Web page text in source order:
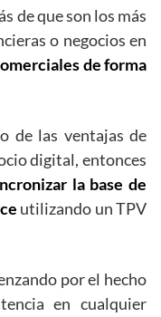
de que son los más
o negocios en
de forma
de las ventajas de
digital, entonces
la base de
utilizando un TPV
por el hecho
en cualquier